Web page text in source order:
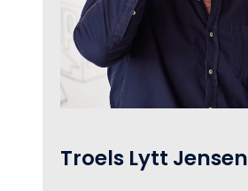
Troels Lytt Jensen